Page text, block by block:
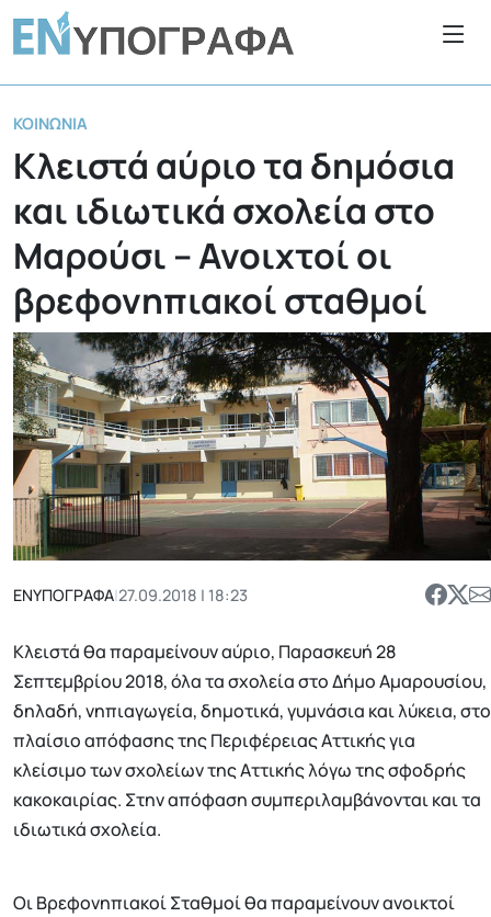
ΚΟΙΝΩΝΊΑ
Κλειστά αύριο τα δημόσια
και ιδιωτικά σχολεία στο
Μαρούσι – Ανοιχτοί οι
βρεφονηπιακοί σταθμοί
ΕΝΥΠΟΓΡΑΦΑ|27.09.2018 | 18:23
Κλειστά θα παραμείνουν αύριο, Παρασκευή 28
Σεπτεμβρίου 2018, όλα τα σχολεία στο Δήμο Αμαρουσίου,
δηλαδή, νηπιαγωγεία, δημοτικά, γυμνάσια και λύκεια, στο
πλαίσιο απόφασης της Περιφέρειας Αττικής για
κλείσιμο των σχολείων της Αττικής λόγω της σφοδρής
κακοκαιρίας. Στην απόφαση συμπεριλαμβάνονται και τα
ιδιωτικά σχολεία.
Οι Βρεφονηπιακοί Σταθμοί θα παραμείνουν ανοικτοί